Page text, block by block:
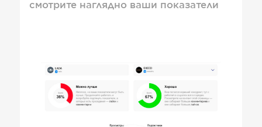
смотрите наглядно ваши показатели